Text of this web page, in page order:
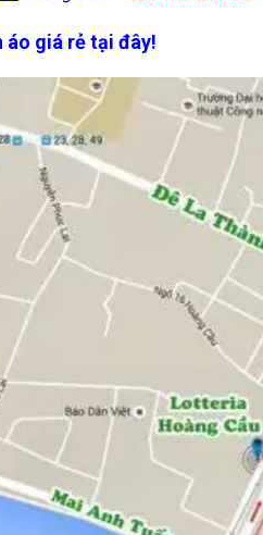
áo giá rẻ tại đây!